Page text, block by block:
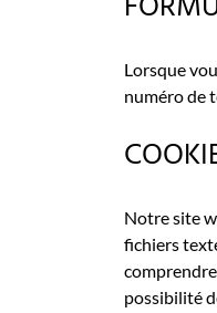
Lorsque
numéro de
Notre site
fichiers
possibilité